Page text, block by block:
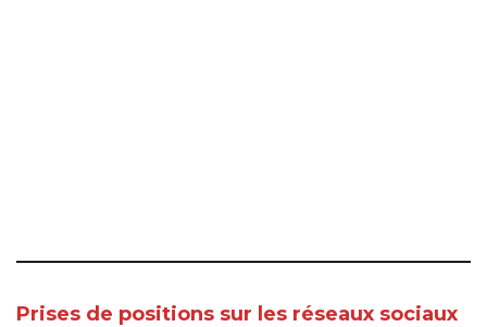
Prises de positions sur les réseaux sociaux